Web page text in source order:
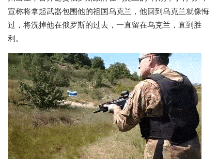
宣称将拿起武器包围他的祖国乌克兰，他回到乌克兰就像悔
过，将洗掉他在俄罗斯的过去，一直留在乌克兰，直到胜
利。